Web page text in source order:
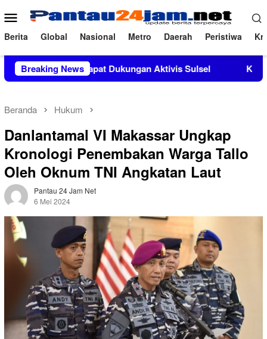
ke
konten
Menu
Mobile
Berita Global Nasional Metro Daerah Peristiwa
Breaking News
Mendapat Dukungan Aktivis Sulsel Kapolres
Beranda Hukum
Danlantamal VI Makassar Ungkap
Kronologi Penembakan Warga Tallo
Oleh Oknum TNI Angkatan Laut
Pantau 24 Jam Net
6 Mei 2024